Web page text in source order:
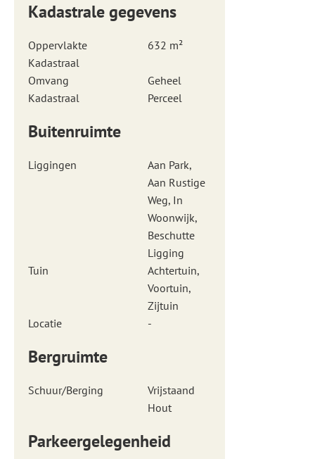
Kadastrale gegevens
Oppervlakte
Kadastraal
632 m²
Omvang
Kadastraal
Geheel
Perceel
Buitenruimte
Liggingen
Aan Park,
Aan Rustige
Weg, In
Woonwijk,
Beschutte
Ligging
Tuin
Achtertuin,
Voortuin,
Zijtuin
Locatie
-
Bergruimte
Schuur/Berging
Vrijstaand
Hout
Parkeergelegenheid